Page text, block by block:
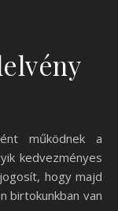
kedvezményes
hogy majd
birtokunkban van